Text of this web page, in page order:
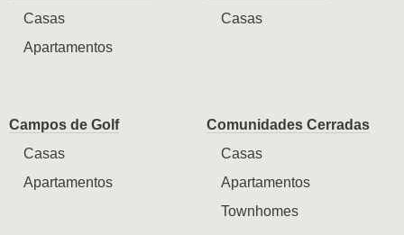
Casas
Apartamentos
Casas
Campos de Golf
Casas
Apartamentos
Comunidades Cerradas
Casas
Apartamentos
Townhomes